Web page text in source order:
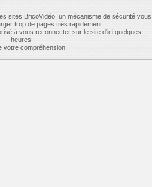
sites BricoVidéo, un mécanisme de sécurité vous
trop de pages très rapidement
à vous reconnecter sur le site d'ici quelques
heures.
votre compréhension.